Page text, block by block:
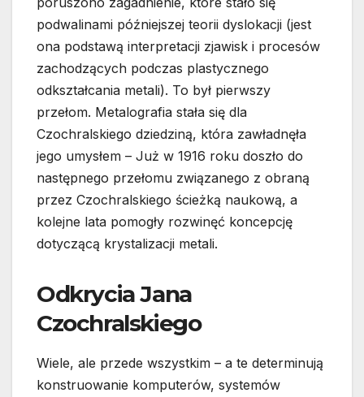
podwalinami późniejszej teorii dyslokacji (jest
ona podstawą interpretacji zjawisk i procesów
zachodzących podczas plastycznego
odkształcania metali). To był pierwszy
przełom. Metalografia stała się dla
Czochralskiego dziedziną, która zawładnęła
jego umysłem – Już w 1916 roku doszło do
następnego przełomu związanego z obraną
przez Czochralskiego ścieżką naukową, a
kolejne lata pomogły rozwinęć koncepcję
dotyczącą krystalizacji metali.
Odkrycia Jana
Czochralskiego
Wiele, ale przede wszystkim – a te determinują
konstruowanie komputerów, systemów